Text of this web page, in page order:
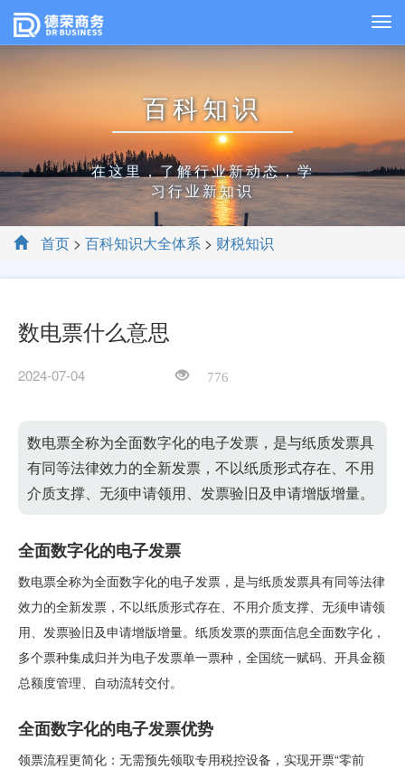
百科知识
在这里，了解行业新动态，学
习行业新知识
首页 > 百科知识大全体系 > 财税知识
数电票什么意思
2024-07-04 776
数电票全称为全面数字化的电子发票，是与纸质发票具
有同等法律效力的全新发票，不以纸质形式存在、不用
介质支撑、无须申请领用、发票验旧及申请增版增量。
全面数字化的电子发票
数电票全称为全面数字化的电子发票，是与纸质发票具有同等法律
效力的全新发票，不以纸质形式存在、不用介质支撑、无须申请领
用、发票验旧及申请增版增量。纸质发票的票面信息全面数字化，
多个票种集成归并为电子发票单一票种，全国统一赋码、开具金额
总额度管理、自动流转交付。
全面数字化的电子发票优势
领票流程更简化：无需预先领取专用税控设备，实现开票“零前